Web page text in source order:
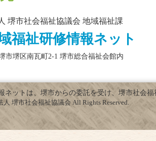
堺市社会福祉協議会 地域福祉課
福祉研修情報ネット
市堺区南瓦町2-1 堺市総合福祉会館内
ネットは、堺市からの委託を受け、堺市社会
堺市社会福祉協議会 All Rights Reserved.